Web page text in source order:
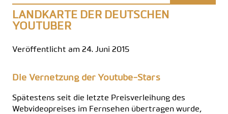
LANDKARTE DER DEUTSCHEN
YOUTUBER
Veröffentlicht am 24. Juni 2015
Die Vernetzung der Youtube-Stars
Spätestens seit die letzte Preisverleihung des
Webvideopreises im Fernsehen übertragen wurde,